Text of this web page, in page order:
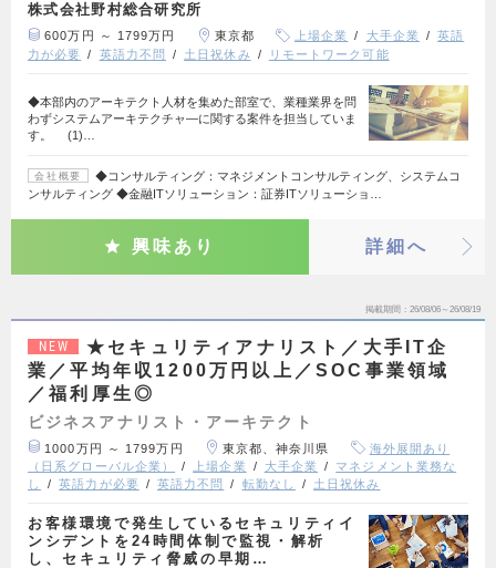
株式会社野村総合研究所
600万円 ～ 1799万円 東京都 上場企業 大手企業
英語
力が必要
英語力不問 土日祝休み リモートワーク可能
◆本部内のアーキテクト人材を集めた部室で、業種業界を問
わずシステムアーキテクチャ―に関する案件を担当していま
す。 (1)…
会社概要
◆コンサルティング：マネジメントコンサルティング、システムコ
ンサルティング ◆金融ITソリューション：証券ITソリューショ…
興味あり 詳細へ
掲載期間 26/08/06～26/08/19
NEW
★セキュリティアナリスト／大手IT企
業／平均年収1200万円以上／SOC事業領域
／福利厚生◎
ビジネスアナリスト・アーキテクト
1000万円 ～ 1799万円 東京都、神奈川県
海外展開あり
（日系グローバル企業）
上場企業 大手企業
マネジメント業務な
し
英語力が必要 英語力不問 転勤なし 土日祝休み
お客様環境で発生しているセキュリティイ
ンシデントを24時間体制で監視・解析
し、セキュリティ脅威の早期…